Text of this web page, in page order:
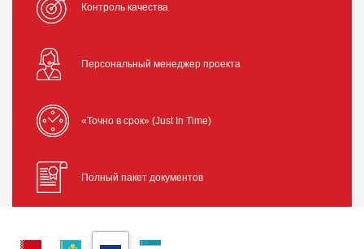
Контроль качества
Персональный менеджер проекта
«Точно в срок» (Just In Time)
Полный пакет документов